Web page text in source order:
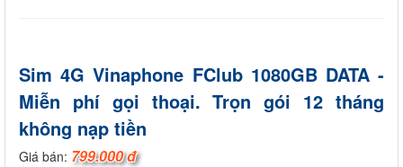
Sim 4G Vinaphone FClub 1080GB DATA -
Miễn phí gọi thoại. Trọn gói 12 tháng
không nạp tiền
Giá bán: 799.000 đ